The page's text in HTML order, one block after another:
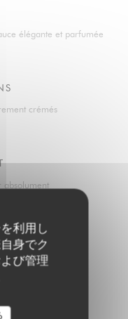
利用し
身でク
び管理
élégante et parfumée
crémés
absolument
TRUFFÉE